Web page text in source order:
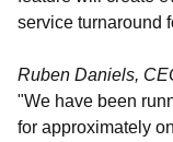
service turnaround
Ruben Daniels,
"We have been
for approximately